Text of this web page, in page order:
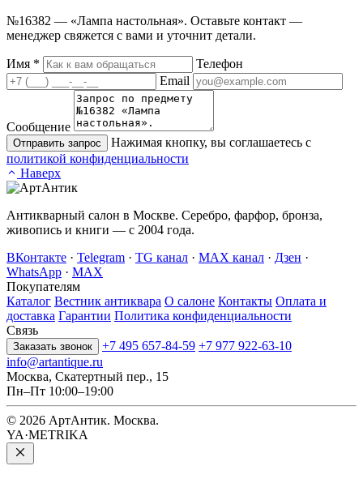
№16382 — «Лампа настольная». Оставьте контакт —
менеджер свяжется с вами и уточнит детали.
Имя *
Телефон
Email
Сообщение
Отправить запрос
Нажимая кнопку, вы соглашаетесь с
политикой конфиденциальности
Наверх
Антикварный салон в Москве. Серебро, фарфор, бронза,
живопись и книги — с 2004 года.
ВКонтакте · Telegram · TG канал · MAX канал · Дзен ·
WhatsApp · MAX
Покупателям
Каталог Вестник антиквара О салоне Контакты Оплата и
доставка Гарантии Политика конфиденциальности
Связь
Заказать звонок +7 495 657-84-59 +7 977 922-63-10
info@artantique.ru
Москва, Скатертный пер., 15
Пн–Пт 10:00–19:00
© 2026 АртАнтик. Москва.
YA·METRIKA